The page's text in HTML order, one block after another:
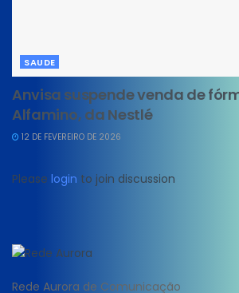
SAUDE
Anvisa suspende venda de
Alfamino, da Nestlé
12 DE FEVEREIRO DE 2026
Please login to join discussion
Rede Aurora de Comunicação